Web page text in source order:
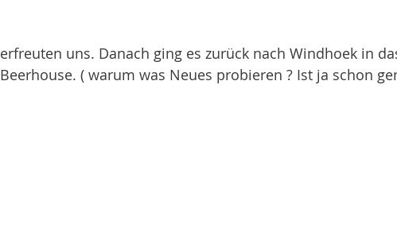
erfreuten uns. Danach ging es zurück nach Windhoek in
Beerhouse. ( warum was Neues probieren ? Ist ja schon